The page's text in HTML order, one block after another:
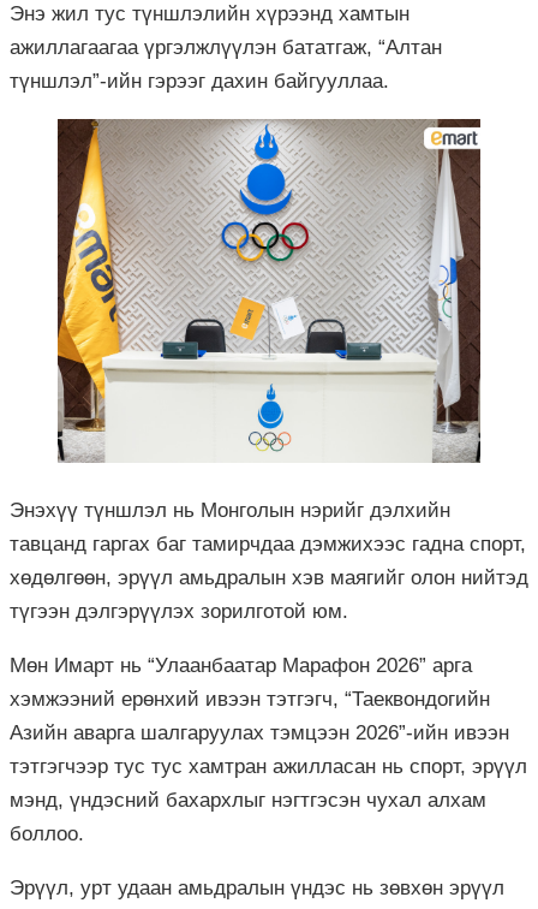
Энэ жил тус түншлэлийн хүрээнд хамтын
ажиллагаагаа үргэлжлүүлэн бататгаж, “Алтан
түншлэл”-ийн гэрээг дахин байгууллаа.
Энэхүү түншлэл нь Монголын нэрийг дэлхийн
тавцанд гаргах баг тамирчдаа дэмжихээс гадна спорт,
хөдөлгөөн, эрүүл амьдралын хэв маягийг олон нийтэд
түгээн дэлгэрүүлэх зорилготой юм.
Мөн Имарт нь “Улаанбаатар Марафон 2026” арга
хэмжээний ерөнхий ивээн тэтгэгч, “Таеквондогийн
Азийн аварга шалгаруулах тэмцээн 2026”-ийн ивээн
тэтгэгчээр тус тус хамтран ажилласан нь спорт, эрүүл
мэнд, үндэсний бахархлыг нэгтгэсэн чухал алхам
боллоо.
Эрүүл, урт удаан амьдралын үндэс нь зөвхөн эрүүл